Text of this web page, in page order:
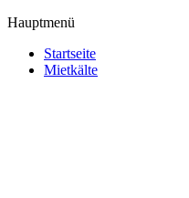
Hauptmenü
Startseite
Mietkälte